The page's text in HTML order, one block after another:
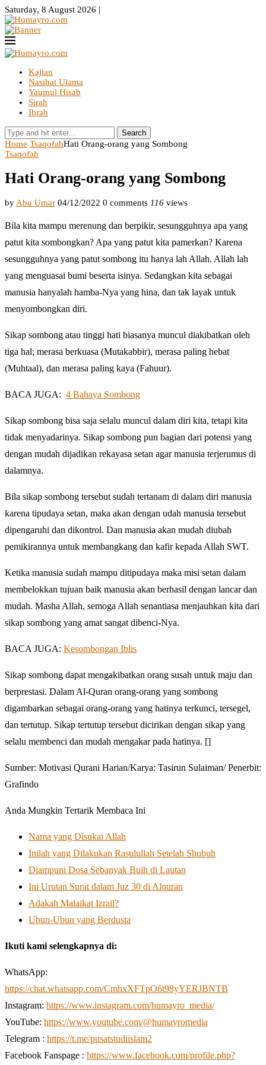
Saturday, 8 August 2026 |
Kajian
Nasihat Ulama
Yaumul Hisab
Sirah
Ibrah
Search
Home TsaqofahHati Orang-orang yang Sombong
Tsaqofah
Hati Orang-orang yang Sombong
by Abu Umar 04/12/2022 0 comments 116 views
Bila kita mampu merenung dan berpikir, sesungguhnya apa yang
patut kita sombongkan? Apa yang patut kita pamerkan? Karena
sesungguhnya yang patut sombong itu hanya lah Allah. Allah lah
yang menguasai bumi beserta isinya. Sedangkan kita sebagai
manusia hanyalah hamba-Nya yang hina, dan tak layak untuk
menyombongkan diri.
Sikap sombong atau tinggi hati biasanya muncul diakibatkan oleh
tiga hal; merasa berkuasa (Mutakabbir), merasa paling hebat
(Muhtaal), dan merasa paling kaya (Fahuur).
BACA JUGA: 4 Bahaya Sombong
Sikap sombong bisa saja selalu muncul dalam diri kita, tetapi kita
tidak menyadarinya. Sikap sombong pun bagian dari potensi yang
dengan mudah dijadikan rekayasa setan agar manusia terjerumus di
dalamnya.
Bila sikap sombong tersebut sudah tertanam di dalam diri manusia
karena tipudaya setan, maka akan dengan udah manusia tersebut
dipengaruhi dan dikontrol. Dan manusia akan mudah diubah
pemikirannya untuk membangkang dan kafir kepada Allah SWT.
Ketika manusia sudah mampu ditipudaya maka misi setan dalam
membelokkan tujuan baik manusia akan berhasil dengan lancar dan
mudah. Masha Allah, semoga Allah senantiasa menjauhkan kita dari
sikap sombong yang amat sangat dibenci-Nya.
BACA JUGA: Kesombongan Iblis
Sikap sombong dapat mengakibatkan orang susah untuk maju dan
berprestasi. Dalam Al-Quran orang-orang yang sombong
digambarkan sebagai orang-orang yang hatinya terkunci, tersegel,
dan tertutup. Sikap tertutup tersebut dicirikan dengan sikap yang
selalu membenci dan mudah mengakar pada hatinya. []
Sumber: Motivasi Qurani Harian/Karya: Tasirun Sulaiman/ Penerbit:
Grafindo
Anda Mungkin Tertarik Membaca Ini
Nama yang Disukai Allah
Inilah yang Dilakukan Rasulullah Setelah Shubuh
Diampuni Dosa Sebanyak Buih di Lautan
Ini Urutan Surat dalam Juz 30 di Alquran
Adakah Malaikat Izrail?
Ubun-Ubun yang Berdusta
Ikuti kami selengkapnya di:
WhatsApp:
https://chat.whatsapp.com/CmhxXFTpO6t98yYERJBNTB
Instagram: https://www.instagram.com/humayro_media/
YouTube: https://www.youtube.com/@humayromedia
Telegram : https://t.me/pusatstudiislam2
Facebook Fanspage : https://www.facebook.com/profile.php?